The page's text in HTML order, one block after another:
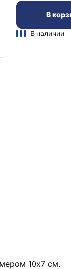
В
В наличии
10х7 см.